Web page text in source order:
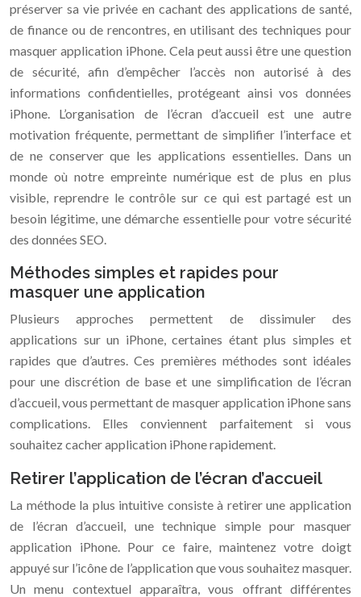
préserver sa vie privée en cachant des applications de santé,
de finance ou de rencontres, en utilisant des techniques pour
masquer application iPhone. Cela peut aussi être une question
de sécurité, afin d’empêcher l’accès non autorisé à des
informations confidentielles, protégeant ainsi vos données
iPhone. L’organisation de l’écran d’accueil est une autre
motivation fréquente, permettant de simplifier l’interface et
de ne conserver que les applications essentielles. Dans un
monde où notre empreinte numérique est de plus en plus
visible, reprendre le contrôle sur ce qui est partagé est un
besoin légitime, une démarche essentielle pour votre sécurité
des données SEO.
Méthodes simples et rapides pour
masquer une application
Plusieurs approches permettent de dissimuler des
applications sur un iPhone, certaines étant plus simples et
rapides que d’autres. Ces premières méthodes sont idéales
pour une discrétion de base et une simplification de l’écran
d’accueil, vous permettant de masquer application iPhone sans
complications. Elles conviennent parfaitement si vous
souhaitez cacher application iPhone rapidement.
Retirer l’application de l’écran d’accueil
La méthode la plus intuitive consiste à retirer une application
de l’écran d’accueil, une technique simple pour masquer
application iPhone. Pour ce faire, maintenez votre doigt
appuyé sur l’icône de l’application que vous souhaitez masquer.
Un menu contextuel apparaîtra, vous offrant différentes